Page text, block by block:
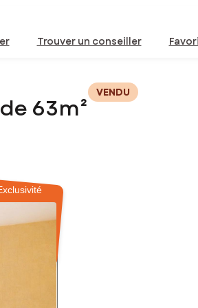
Trouver un conseiller
63m²
VENDU